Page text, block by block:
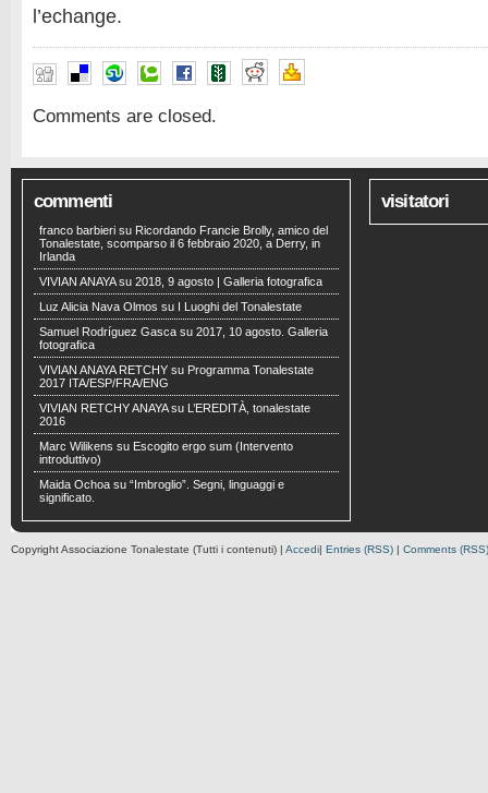
l’echange.
Comments are closed.
commenti
franco barbieri su Ricordando Francie Brolly, amico del
Tonalestate, scomparso il 6 febbraio 2020, a Derry, in
Irlanda
VIVIAN ANAYAsu 2018, 9 agosto | Galleria fotografica
Luz Alicia Nava Olmos su I Luoghi del Tonalestate
Samuel Rodríguez Gasca su 2017, 10 agosto. Galleria
fotografica
VIVIAN ANAYA RETCHY su Programma Tonalestate
2017 ITA/ESP/FRA/ENG
VIVIAN RETCHY ANAYAsu L’EREDITÀ, tonalestate
2016
Marc Wilikens su Escogito ergo sum (Intervento
introduttivo)
Maida Ochoa su “Imbroglio”. Segni, linguaggi e
significato.
visitatori
Copyright Associazione Tonalestate (Tutti i contenuti) | Accedi| Entries (RSS) | Comments (RSS)